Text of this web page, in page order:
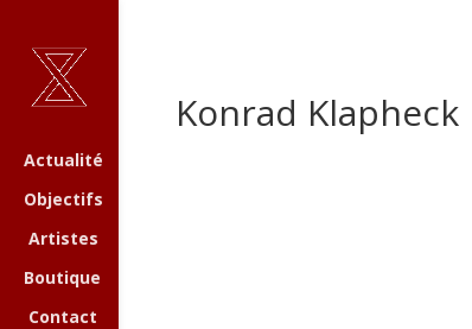
Actualité
Objectifs
Artistes
Boutique
Contact
Konrad Klapheck